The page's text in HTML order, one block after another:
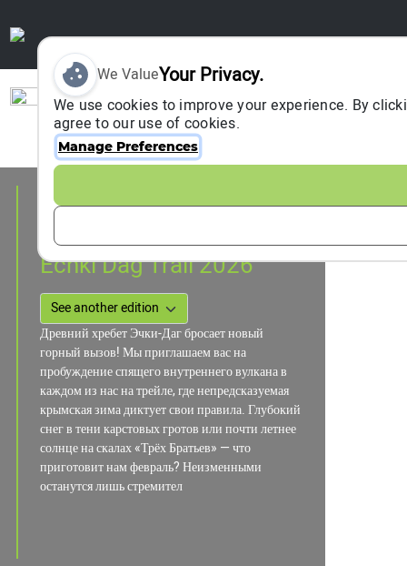
Sign In
Event Information
22 February 2026
Echki Dag Trail 2026
Древний хребет Эчки-Даг бросает новый
горный вызов! Мы приглашаем вас на
пробуждение спящего внутреннего вулкана в
каждом из нас на трейле, где непредсказуемая
крымская зима диктует свои правила. Глубокий
снег в тени карстовых гротов или почти летнее
солнце на скалах «Трёх Братьев» — что
приготовит нам февраль? Неизменными
останутся лишь стремител
We ValueYour Privacy.
We use cookies to improve your experience. By
agree to our use of cookies.
Manage Preferences